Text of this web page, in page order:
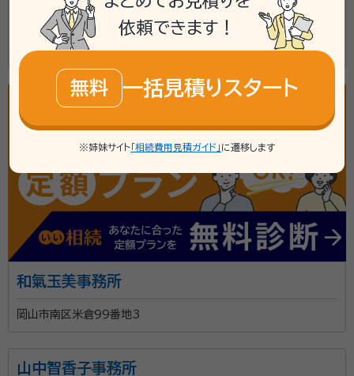
小松原閑事務所
岡山市東区西大寺上2丁目4番63号101
和氣玉美事務所
岡山市南区米倉99番地3
山中智香子事務所
依頼できます！
無料 一括見積りスタート
※姉妹サイト 「相続費用見積ガイド」 に遷移します